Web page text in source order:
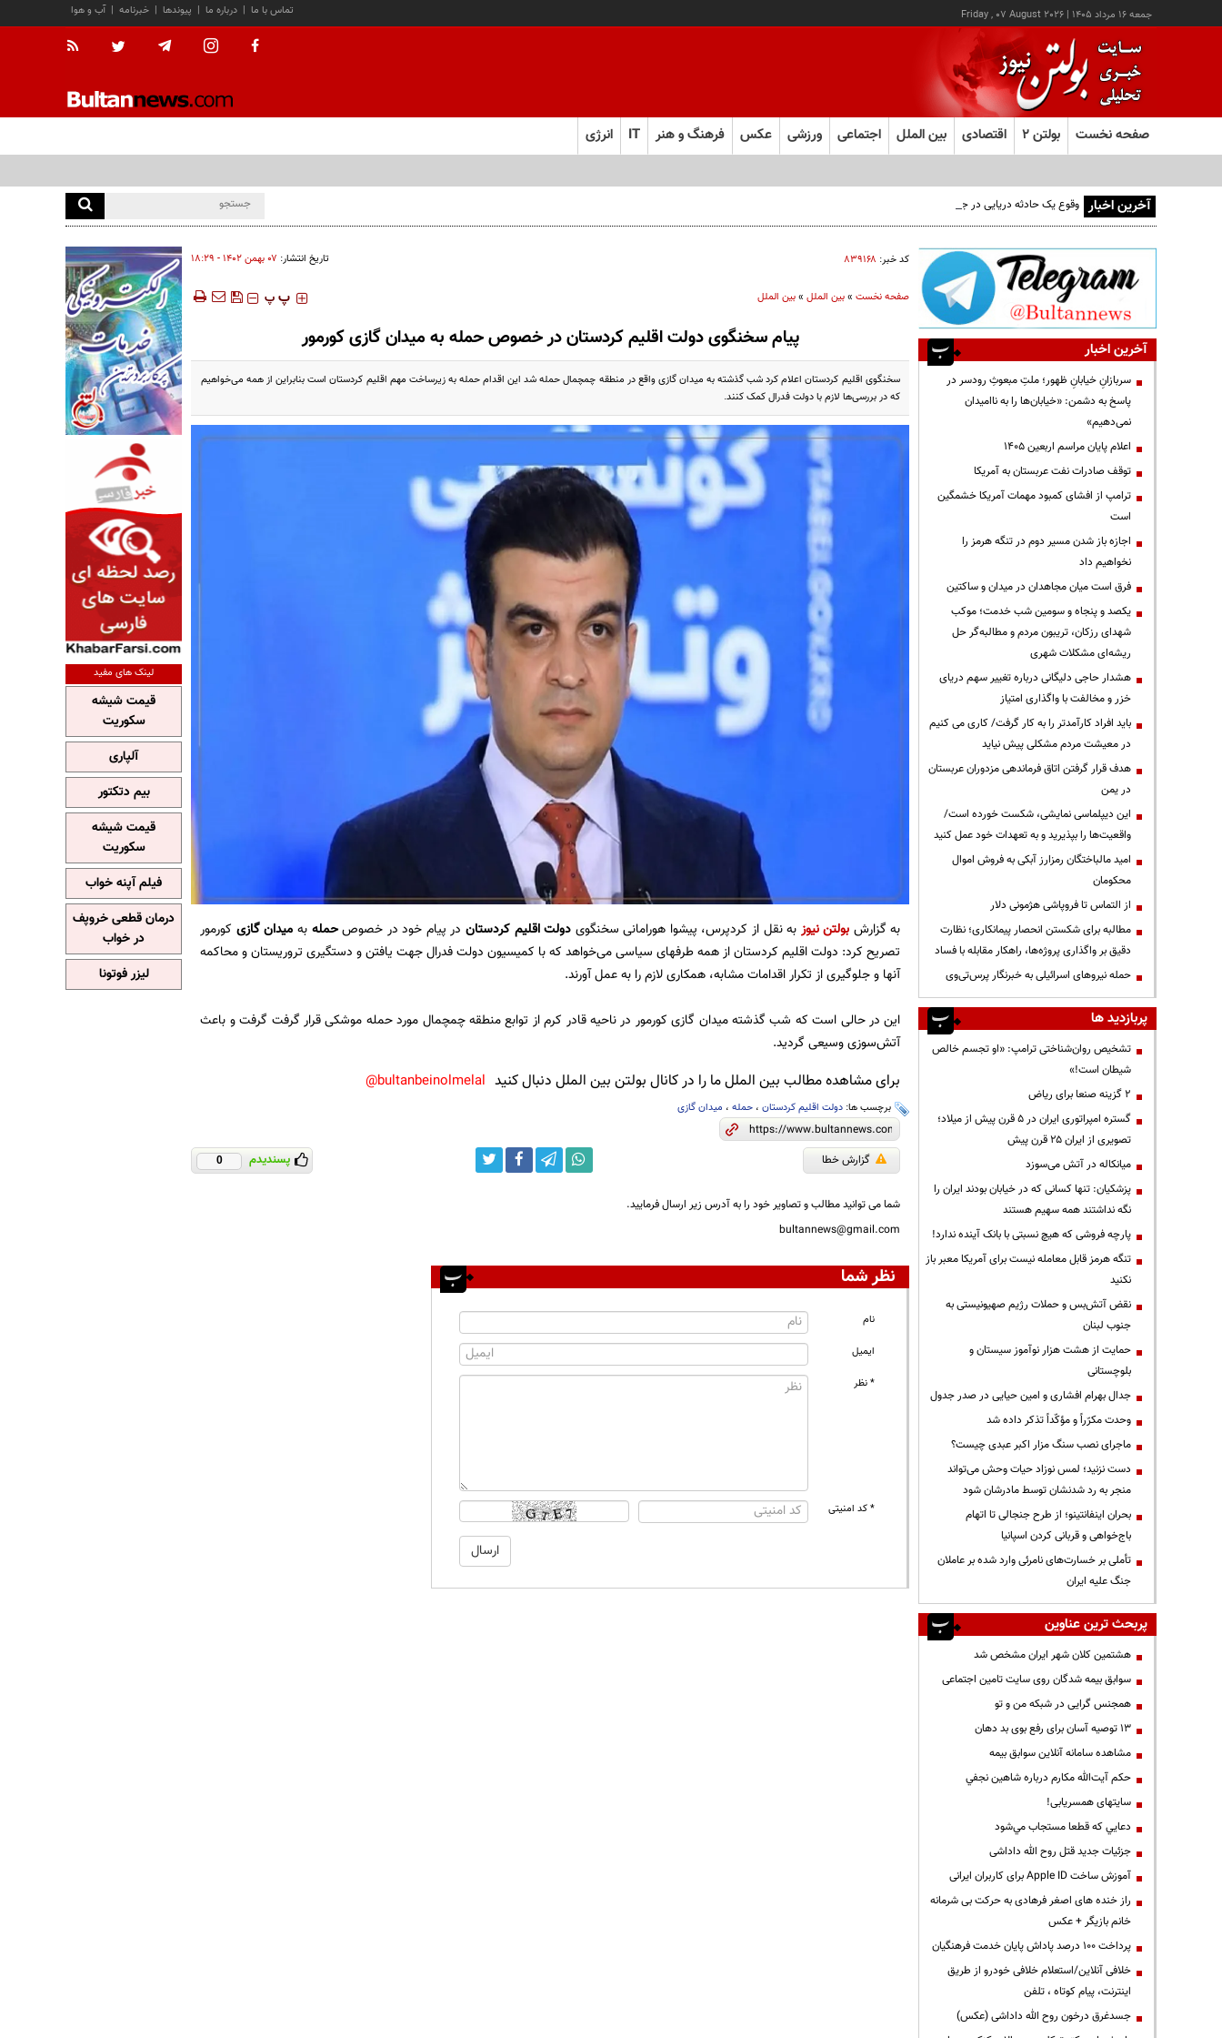
جمعه ۱۶ مرداد ۱۴۰۵ |
Friday , 07 August 2026 آب و هوا | خبرنامه | پیوندها | درباره ما | تماس با ما
صفحه نخست بولتن ۲ اقتصادی بین الملل اجتماعی ورزشی عکس فرهنگ و هنر IT انرژی
آخرین اخبار وقوع یک حادثه دریایی در جنوب شرق عدن
کد خبر: ۸۳۹۱۶۸ تاریخ انتشار: ۰۷ بهمن ۱۴۰۲ - ۱۸:۲۹
صفحه نخست»بین الملل»بین الملل ‍‍‍ پ پ
پیام سخنگوی دولت اقلیم کردستان در خصوص حمله به میدان گازی کورمور
سخنگوی اقلیم کردستان اعلام کرد شب گذشته به میدان گازی واقع در منطقه چمچمال حمله شد این اقدام حمله به زیرساخت مهم اقلیم کردستان است بنابراین از همه می‌خواهیم
که در بررسی‌ها لازم با دولت فدرال کمک کنند.
به گزارش بولتن نیوز به نقل از کردپرس، پیشوا هورامانی سخنگوی دولت اقلیم کردستاندر پیام خود در خصوصحمله به میدان گازی کورمور
تصریح کرد: دولت اقلیم کردستان از همه طرفهای سیاسی می‌خواهد که با کمیسیون دولت فدرال جهت یافتن و دستگیری تروریستان و محاکمه
آنها و جلوگیری از تکرار اقدامات مشابه، همکاری لازم را به عمل آورند.
این در حالی است که شب گذشته میدان گازی کورمور در ناحیه قادر کرم از توابع منطقه چمچمال مورد حمله موشکی قرار گرفت گرفت و باعث
آتش‌سوزی وسیعی گردید.
برای مشاهده مطالب بین الملل ما را در کانال بولتن بین الملل دنبال کنید bultanbeinolmelal@
برچسب ها: دولت اقلیم کردستان، حمله، میدان گازی
گزارش خطا پسندیدم 0
شما می توانید مطالب و تصاویر خود را به آدرس زیر ارسال فرمایید.
bultannews@gmail.com
نظر شما
نام
ایمیل
* نظر
* کد امنیتی
آخرین اخبار
سربازانِ خیابانِ ظهور؛ ملتِ مبعوثِ رودسر در
پاسخ به دشمن: «خیابان‌ها را به ناامیدان
نمی‌دهیم»
اعلام پایان مراسم اربعین ۱۴۰۵
توقف صادرات نفت عربستان به آمریکا
ترامپ از افشای کمبود مهمات آمریکا خشمگین
است
اجازه باز شدن مسیر دوم در تنگه هرمز را
نخواهیم داد
فرق است میان مجاهدان در میدان و ساکتین
یکصد و پنجاه و سومین شب خدمت؛ موکب
شهدای رزکان، تریبون مردم و مطالبه‌گر حل
ریشه‌ای مشکلات شهری
هشدار حاجی دلیگانی درباره تغییر سهم دریای
خزر و مخالفت با واگذاری امتیاز
باید افراد کارآمدتر را به کار گرفت/ کاری می کنیم
در معیشت مردم مشکلی پیش نیاید
هدف قرار گرفتن اتاق‌ فرماندهی مزدوران عربستان
در یمن
این دیپلماسی نمایشی، شکست خورده است/
واقعیت‌ها را بپذیرید و به تعهدات خود عمل کنید
امید مالباختگان رمزارز آبکی به فروش اموال
محکومان
از التماس تا فروپاشی هژمونی دلار
مطالبه برای شکستن انحصار پیمانکاری؛ نظارت
دقیق بر واگذاری پروژه‌ها، راهکار مقابله با فساد
حمله نیروهای اسرائیلی به خبرنگار پرس‌تی‌وی
پربازدید ها
تشخیص روان‌شناختی ترامپ: «او تجسم خالص
شیطان است!»
۲ گزینه صنعا برای ریاض
گستره امپراتوری ایران در ۵ قرن پیش از میلاد؛
تصویری از ایران ۲۵ قرن پیش
میانکاله در آتش می‌سوزد
پزشکیان: تنها کسانی که در خیابان بودند ایران را
نگه نداشتند همه سهیم هستند
پارچه فروشی که هیچ نسبتی با بانک آینده ندارد!
تنگه هرمز قابل معامله نیست برای آمریکا معبر باز
نکنید
نقض آتش‌بس و حملات رژیم صهیونیستی به
جنوب لبنان
حمایت از هشت هزار نوآموز سیستان و
بلوچستانی
جدال بهرام افشاری و امین حیایی در صدر جدول
وحدت مکرّراً و مؤکّداً تذکر داده شد
ماجرای نصب سنگ مزار اکبر عبدی چیست؟
دست نزنید؛ لمس نوزاد حیات وحش می‌تواند
منجر به رد شدنشان توسط مادرشان شود
بحران اینفانتینو؛ از طرح جنجالی تا اتهام
باج‌خواهی و قربانی کردن اسپانیا
تأملی بر خسارت‌های نامرئی وارد شده بر عاملان
جنگ علیه ایران
پربحث ترین عناوین
هشتمین کلان شهر ایران مشخص شد
سوابق بیمه شدگان روی سایت تامین اجتماعی
همجنس گرایی در شبکه من و تو
13 توصیه آسان برای رفع بوی بد دهان
مشاهده سامانه آنلاين سوابق بیمه
حكم آيت‌الله مكارم درباره شاهين نجفي
سایتهای همسریابی!
دعايي كه قطعا مستجاب مي‌شود
جزئیات جدید قتل روح الله داداشی
آموزش ساخت Apple ID برای کاربران ایرانی
راز خنده های اصغر فرهادی به حرکت بی شرمانه
خانم بازیگر + عکس
پرداخت ۱۰۰ درصد پاداش پایان خدمت فرهنگیان
خلافی آنلاین/استعلام خلافی خودرو از طریق
اینترنت، پیام کوتاه ، تلفن
جسدغرق درخون روح الله داداشی (عکس)
لینک های مفید
قیمت شیشه
سکوریت
آلپاری
بیم دتکتور
قیمت شیشه
سکوریت
فیلم آپنه خواب
درمان قطعی خروپف
در خواب
لیزر فوتونا